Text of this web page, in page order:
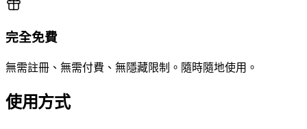
完全免費
無需註冊、無需付費、無隱藏限制。隨時隨地使用。
使用方式